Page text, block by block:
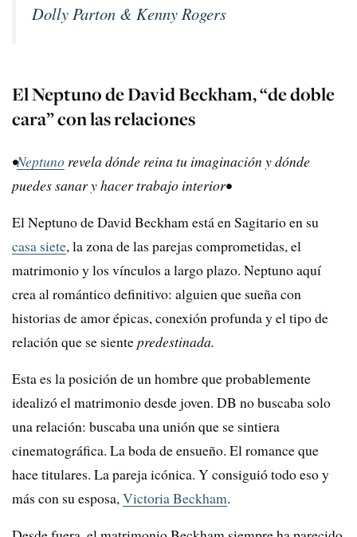
Dolly Parton & Kenny Rogers
El Neptuno de David Beckham, “de doble
cara” con las relaciones
•Neptuno revela dónde reina tu imaginación y dónde
puedes sanar y hacer trabajo interior•
El Neptuno de David Beckham está en Sagitario en su
casa siete, la zona de las parejas comprometidas, el
matrimonio y los vínculos a largo plazo. Neptuno aquí
crea al romántico definitivo: alguien que sueña con
historias de amor épicas, conexión profunda y el tipo de
relación que se sientepredestinada.
Esta es la posición de un hombre que probablemente
idealizó el matrimonio desde joven. DB no buscaba solo
una relación: buscaba una unión que se sintiera
cinematográfica. La boda de ensueño. El romance que
hace titulares. La pareja icónica. Y consiguió todo eso y
más con su esposa,Victoria Beckham.